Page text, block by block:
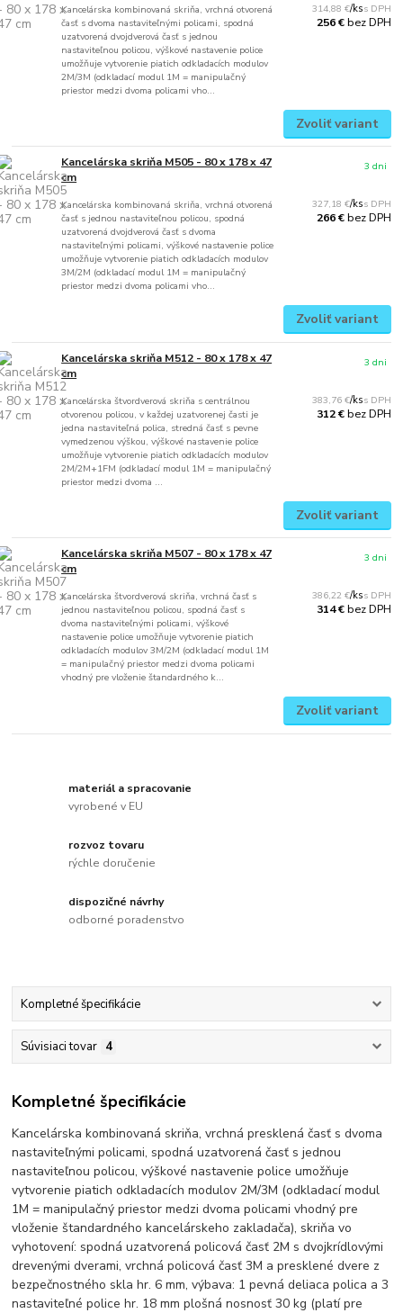
Kancelárska kombinovaná skriňa, vrchná otvorená
časť s dvoma nastaviteľnými policami, spodná
uzatvorená dvojdverová časť s jednou
nastaviteľnou policou, výškové nastavenie police
umožňuje vytvorenie piatich odkladacích modulov
2M/3M (odkladací modul 1M = manipulačný
priestor medzi dvoma policami vho...
314,88 €/ks
256 €bez DPH
Zvoliť variant
Kancelárska skriňa M505 - 80 x 178 x 47
cm
Kancelárska kombinovaná skriňa, vrchná otvorená
časť s jednou nastaviteľnou policou, spodná
uzatvorená dvojdverová časť s dvoma
nastaviteľnými policami, výškové nastavenie police
umožňuje vytvorenie piatich odkladacích modulov
3M/2M (odkladací modul 1M = manipulačný
priestor medzi dvoma policami vho...
327,18 €/ks
266 €bez DPH
3 dni
Zvoliť variant
Kancelárska skriňa M512 - 80 x 178 x 47
cm
Kancelárska štvordverová skriňa s centrálnou
otvorenou policou, v každej uzatvorenej časti je
jedna nastaviteľná polica, stredná časť s pevne
vymedzenou výškou, výškové nastavenie police
umožňuje vytvorenie piatich odkladacích modulov
2M/2M+1FM (odkladací modul 1M = manipulačný
priestor medzi dvoma ...
383,76 €/ks
312 €bez DPH
3 dni
Zvoliť variant
Kancelárska skriňa M507 - 80 x 178 x 47
cm
Kancelárska štvordverová skriňa, vrchná časť s
jednou nastaviteľnou policou, spodná časť s
dvoma nastaviteľnými policami, výškové
nastavenie police umožňuje vytvorenie piatich
odkladacích modulov 3M/2M (odkladací modul 1M
= manipulačný priestor medzi dvoma policami
vhodný pre vloženie štandardného k...
386,22 €/ks
314 €bez DPH
3 dni
Zvoliť variant
materiál a spracovanie
vyrobené v EU
rozvoz tovaru
rýchle doručenie
dispozičné návrhy
odborné poradenstvo
Kompletné špecifikácie
Súvisiaci tovar 4
Kompletné špecifikácie
Kancelárska kombinovaná skriňa, vrchná presklená časť s dvoma
nastaviteľnými policami, spodná uzatvorená časť s jednou
nastaviteľnou policou, výškové nastavenie police umožňuje
vytvorenie piatich odkladacích modulov 2M/3M (odkladací modul
1M = manipulačný priestor medzi dvoma policami vhodný pre
vloženie štandardného kancelárskeho zakladača), skriňa vo
vyhotovení: spodná uzatvorená policová časť 2M s dvojkrídlovými
drevenými dverami, vrchná policová časť 3M a presklené dvere z
bezpečnostného skla hr. 6 mm, výbava: 1 pevná deliaca polica a 3
nastaviteľné police hr. 18 mm plošná nosnosť 30 kg (platí pre